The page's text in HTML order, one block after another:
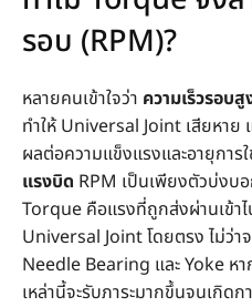
รอบ (RPM)?
หลายคนเข้าใจว่า ความเร็วรอบ
ทำให้ Universal Joint เสียหา
ผลต่อความแข็งแรงและอายุการ
แรงบิด RPM เป็นเพียงตัวบ่งบ
Torque คือแรงที่ถูกส่งผ่านเข้า
Universal Joint โดยตรง ไม่ว่
Needle Bearing และ Yoke ห
เหล่านี้จะรับภาระมากขึ้นจนเกิด